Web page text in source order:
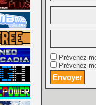
Prévenez-
Prévenez-